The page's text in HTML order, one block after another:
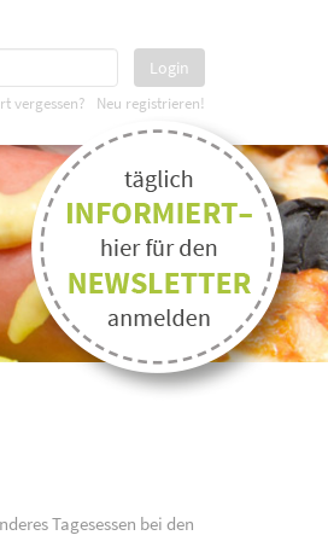
Login
vergessen? Neu registrieren!
Tagesessen bei den